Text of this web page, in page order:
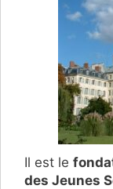
Il est le
des Jeunes